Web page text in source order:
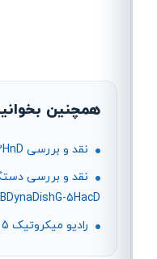
همچنین
نقد و بررسی RB951Ui-2HnD
نقد و بررسی
5HacD
رادیو میکروتیک BaseBox 5